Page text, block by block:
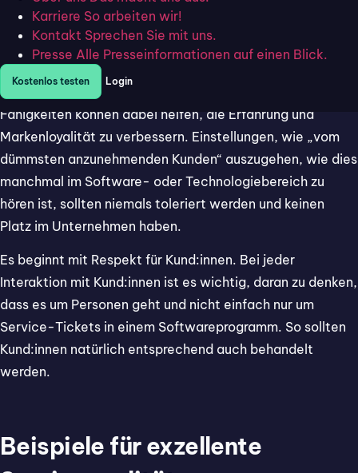
Karriere So arbeiten wir!
Kontakt Sprechen Sie mit uns.
Presse Alle Presseinformationen auf einen Blick.
Kostenlos testen Login
Respektieren Sie Ihre
Kund:innen
Guter Kundenservice kann direkten Einfluss aufs
Unternehmen haben. Folgende Servicequalität und
Fähigkeiten können dabei helfen, die Erfahrung und
Markenloyalität zu verbessern. Einstellungen, wie „vom
dümmsten anzunehmenden Kunden“ auszugehen, wie dies
manchmal im Software- oder Technologiebereich zu
hören ist, sollten niemals toleriert werden und keinen
Platz im Unternehmen haben.
Es beginnt mit Respekt für Kund:innen. Bei jeder
Interaktion mit Kund:innen ist es wichtig, daran zu denken,
dass es um Personen geht und nicht einfach nur um
Service-Tickets in einem Softwareprogramm. So sollten
Kund:innen natürlich entsprechend auch behandelt
werden.
Beispiele für exzellente